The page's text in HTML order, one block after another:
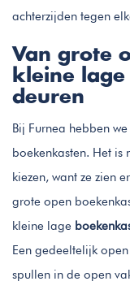
achterzijden tegen
Van grote
kleine
deuren
Bij Furnea hebben
boekenkasten. Het
kiezen, want ze zien
grote open
kleine lage
Een gedeeltelijk
spullen in de open